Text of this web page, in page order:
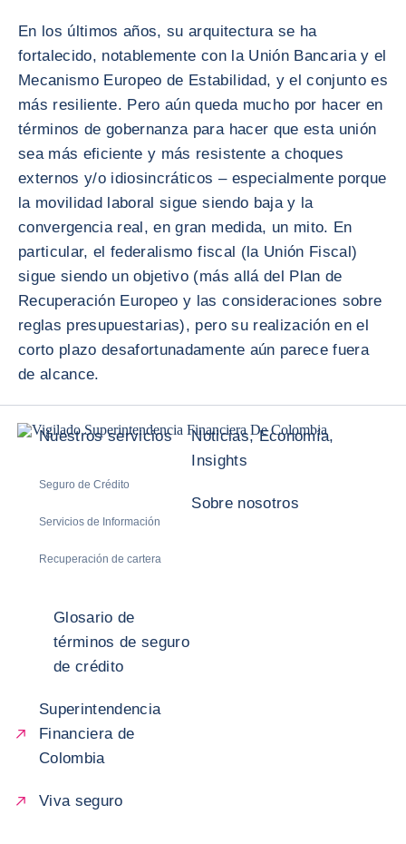
En los últimos años, su arquitectura se ha
fortalecido, notablemente con la Unión Bancaria y el
Mecanismo Europeo de Estabilidad, y el conjunto es
más resiliente. Pero aún queda mucho por hacer en
términos de gobernanza para hacer que esta unión
sea más eficiente y más resistente a choques
externos y/o idiosincráticos – especialmente porque
la movilidad laboral sigue siendo baja y la
convergencia real, en gran medida, un mito. En
particular, el federalismo fiscal (la Unión Fiscal)
sigue siendo un objetivo (más allá del Plan de
Recuperación Europeo y las consideraciones sobre
reglas presupuestarias), pero su realización en el
corto plazo desafortunadamente aún parece fuera
de alcance.
Nuestros servicios
Seguro de Crédito
Servicios de Información
Recuperación de cartera
Noticias, Economía,
Insights
Sobre nosotros
Glosario de
términos de seguro
de crédito
Superintendencia
Financiera de
Colombia
Viva seguro